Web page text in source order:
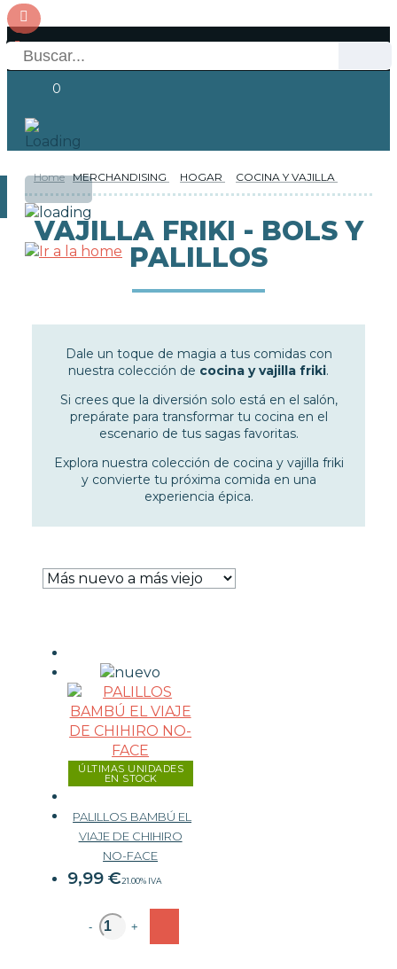
0
Acceso
OFERTAS
RESERVAS
NOVEDADES
WARHAMMER
CARTAS TCG
HOGAR
DECORACIÓN
MASCOTAS
TAZAS
MODA
REGALOS FRIKIS
PAPELERÍA
JUEGOS
Home MERCHANDISING HOGAR COCINA Y VAJILLA
VAJILLA FRIKI - BOLS Y
PALILLOS
Dale un toque de magia a tus comidas con
nuestra colección de cocina y vajilla friki.
Si crees que la diversión solo está en el salón,
prepárate para transformar tu cocina en el
escenario de tus sagas favoritas.
Explora nuestra colección de cocina y vajilla friki
y convierte tu próxima comida en una
experiencia épica.
ÚLTIMAS UNIDADES
EN STOCK
PALILLOS BAMBÚ EL
VIAJE DE CHIHIRO
NO-FACE
9,99 €21.00% IVA
- +